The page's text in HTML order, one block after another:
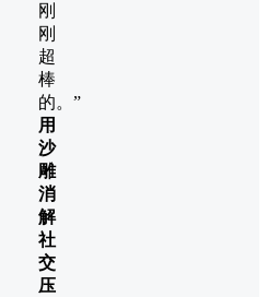
刚
刚
超
棒
的。”
用
沙
雕
消
解
社
交
压